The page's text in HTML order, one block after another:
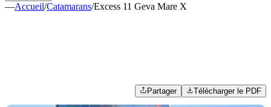
—Accueil/Catamarans/Excess 11 Geva Mare X
Partager Télécharger le PDF